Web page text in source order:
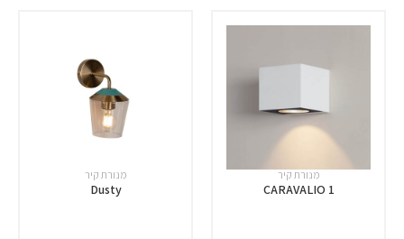
מנורת קיר
CARAVALIO 1
מנורת קיר
Dusty